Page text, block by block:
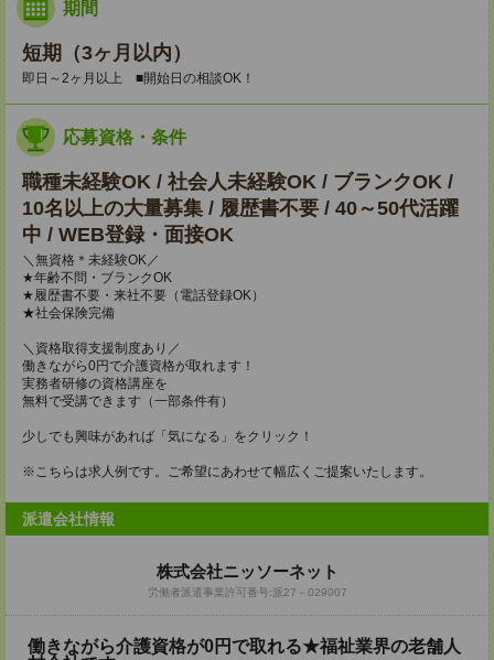
期間
短期（3ヶ月以内）
即日～2ヶ月以上 ■開始日の相談OK！
応募資格・条件
職種未経験OK / 社会人未経験OK / ブランクOK /
10名以上の大量募集 / 履歴書不要 / 40～50代活躍
中 / WEB登録・面接OK
＼無資格＊未経験OK／
★年齢不問・ブランクOK
★履歴書不要・来社不要（電話登録OK）
★社会保険完備
＼資格取得支援制度あり／
働きながら0円で介護資格が取れます！
実務者研修の資格講座を
無料で受講できます（一部条件有）
少しでも興味があれば「気になる」をクリック！
※こちらは求人例です。ご希望にあわせて幅広くご提案いたします。
派遣会社情報
株式会社ニッソーネット
労働者派遣事業許可番号:派27－029007
働きながら介護資格が0円で取れる★福祉業界の老舗人